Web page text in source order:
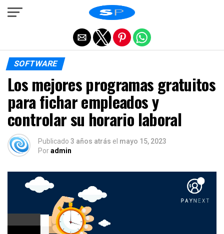
SOFTWARE
Los mejores programas gratuitos
para fichar empleados y
controlar su horario laboral
Publicado 3 años atrás el mayo 15, 2023
Poradmin
Salir de la versión móvil